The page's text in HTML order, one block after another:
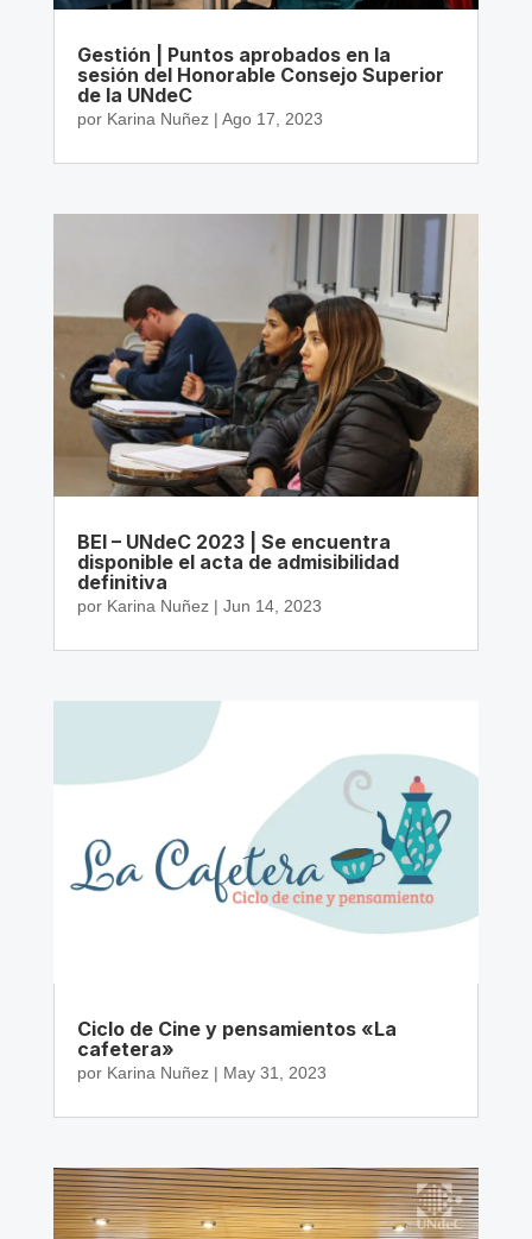
Gestión | Puntos aprobados en la
sesión del Honorable Consejo Superior
de la UNdeC
por Karina Nuñez| Ago 17, 2023
BEI – UNdeC 2023 | Se encuentra
disponible el acta de admisibilidad
definitiva
por Karina Nuñez| Jun 14, 2023
Ciclo de Cine y pensamientos «La
cafetera»
por Karina Nuñez| May 31, 2023